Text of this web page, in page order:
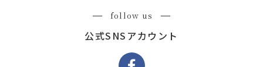
follow us
公式SNSアカウント